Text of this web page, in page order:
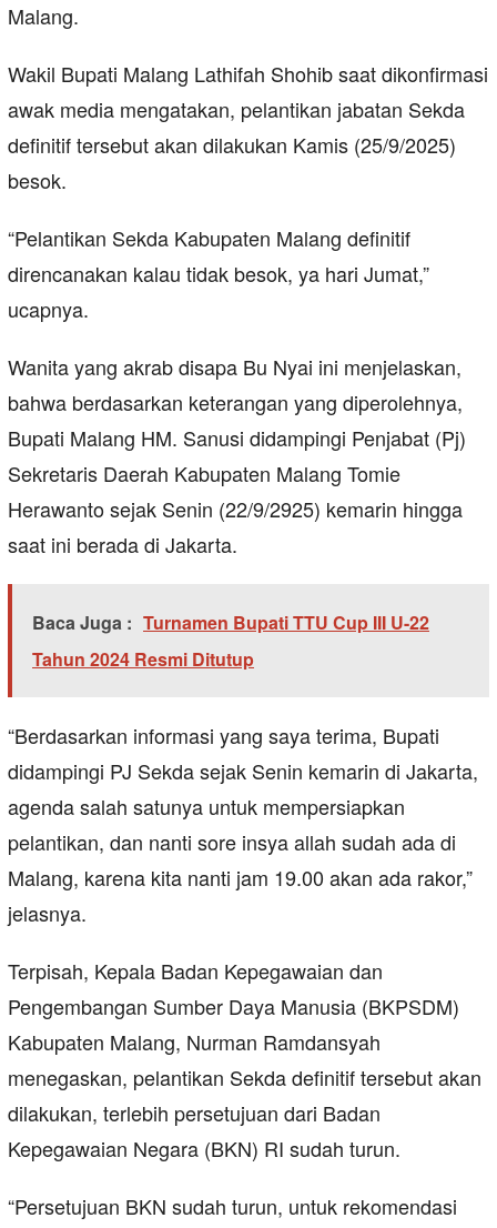
Malang.
Wakil Bupati Malang Lathifah Shohib saat dikonfirmasi
awak media mengatakan, pelantikan jabatan Sekda
definitif tersebut akan dilakukan Kamis (25/9/2025)
besok.
“Pelantikan Sekda Kabupaten Malang definitif
direncanakan kalau tidak besok, ya hari Jumat,”
ucapnya.
Wanita yang akrab disapa Bu Nyai ini menjelaskan,
bahwa berdasarkan keterangan yang diperolehnya,
Bupati Malang HM. Sanusi didampingi Penjabat (Pj)
Sekretaris Daerah Kabupaten Malang Tomie
Herawanto sejak Senin (22/9/2925) kemarin hingga
saat ini berada di Jakarta.
Baca Juga : Turnamen Bupati TTU Cup III U-22
Tahun 2024 Resmi Ditutup
“Berdasarkan informasi yang saya terima, Bupati
didampingi PJ Sekda sejak Senin kemarin di Jakarta,
agenda salah satunya untuk mempersiapkan
pelantikan, dan nanti sore insya allah sudah ada di
Malang, karena kita nanti jam 19.00 akan ada rakor,”
jelasnya.
Terpisah, Kepala Badan Kepegawaian dan
Pengembangan Sumber Daya Manusia (BKPSDM)
Kabupaten Malang, Nurman Ramdansyah
menegaskan, pelantikan Sekda definitif tersebut akan
dilakukan, terlebih persetujuan dari Badan
Kepegawaian Negara (BKN) RI sudah turun.
“Persetujuan BKN sudah turun, untuk rekomendasi